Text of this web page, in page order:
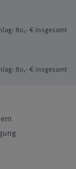
80,- € insgesamt
80,- € insgesamt